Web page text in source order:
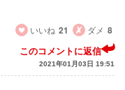
いいね 21 ダメ 8
このコメントに返信
2021年01月03日 19:51